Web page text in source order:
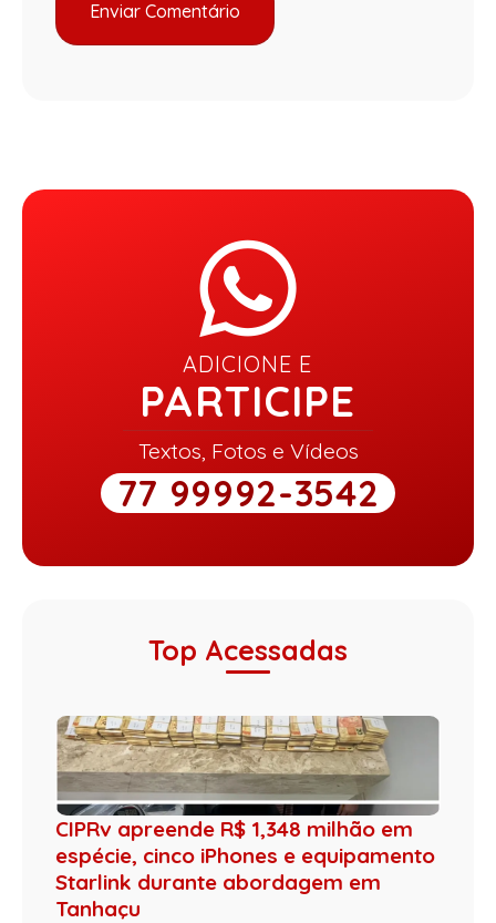
ADICIONE E
PARTICIPE
Textos, Fotos e Vídeos
77 99992-3542
Top Acessadas
CIPRv apreende R$ 1,348 milhão em
espécie, cinco iPhones e equipamento
Starlink durante abordagem em
Tanhaçu